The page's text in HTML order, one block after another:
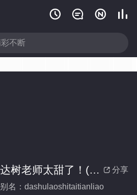
   
 分享
达树老师太甜了！(全集)
别名：dashulaoshitaitianliao